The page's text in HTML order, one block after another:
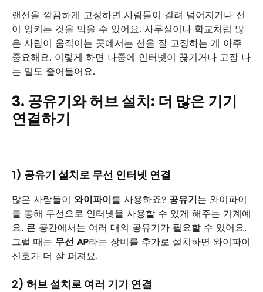
랜선을 깔끔하게 고정하면 사람들이 걸려 넘어지거나 선
이 엉키는 것을 막을 수 있어요. 사무실이나 학교처럼 많
은 사람이 움직이는 곳에서는 선을 잘 고정하는 게 아주
중요해요. 이렇게 하면 나중에 인터넷이 끊기거나 고장 나
는 일도 줄어들어요.
3. 공유기와 허브 설치: 더 많은 기기
연결하기
1) 공유기 설치로 무선 인터넷 연결
많은 사람들이 와이파이 를 사용하죠? 공유기 는 와이파이
를 통해 무선으로 인터넷을 사용할 수 있게 해주는 기계예
요. 큰 공간에서는 여러 대의 공유기가 필요할 수 있어요.
그럴 때는 무선 AP라는 장비를 추가로 설치하면 와이파이
신호가 더 잘 퍼져요.
2) 허브 설치로 여러 기기 연결